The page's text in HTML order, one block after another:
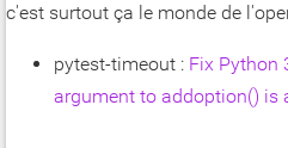
c'est surtout ça le monde de
pytest-timeout : Fix Python
argument to addoption() is